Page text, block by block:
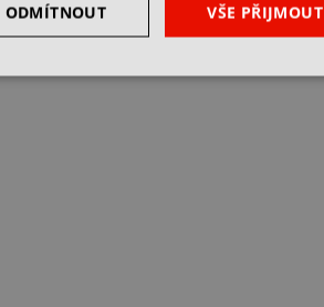
VŠE PŘIJMOUT
ODMÍTNOUT